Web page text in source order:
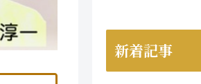
新着記事